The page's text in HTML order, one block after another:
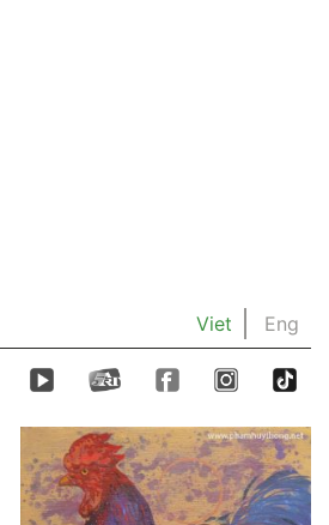
Viet Eng